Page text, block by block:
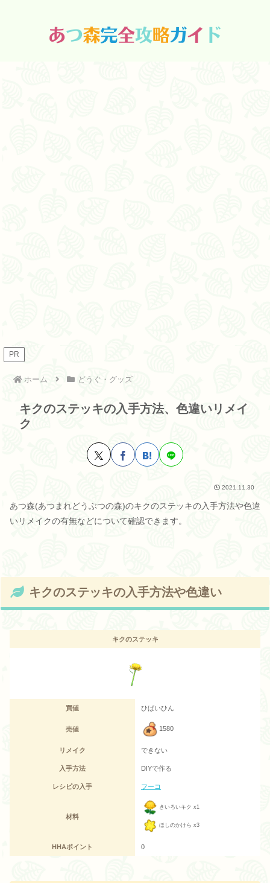
PR
ホーム どうぐ・グッズ
キクのステッキの入手方法、色違いリメイ
ク
2021.11.30
あつ森(あつまれどうぶつの森)のキクのステッキの入手方法や色違
いリメイクの有無などについて確認できます。
キクのステッキの入手方法や色違い
キクのステッキ
買値 ひばいひん
売値 1580
リメイク できない
入手方法 DIYで作る
レシピの入手 フーコ
材料
きいろいキク x1
ほしのかけら x3
HHAポイント 0